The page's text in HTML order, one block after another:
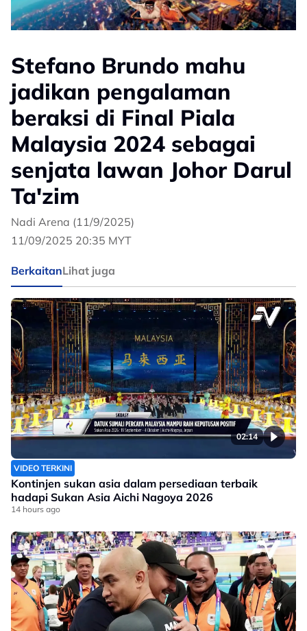
Stefano Brundo mahu
jadikan pengalaman
beraksi di Final Piala
Malaysia 2024 sebagai
senjata lawan Johor Darul
Ta'zim
Nadi Arena (11/9/2025)
11/09/2025 20:35 MYT
BerkaitanLihat juga
02:14
VIDEO TERKINI
Kontinjen sukan asia dalam persediaan terbaik
hadapi Sukan Asia Aichi Nagoya 2026
14 hours ago